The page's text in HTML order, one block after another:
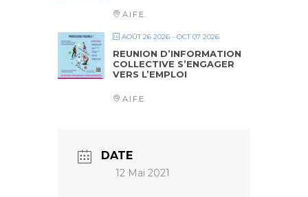
A.I.F.E.
AOÛT 26 2026 - OCT 07 2026
REUNION D’INFORMATION
COLLECTIVE S’ENGAGER
VERS L’EMPLOI
A.I.F.E.
DATE
12 Mai 2021